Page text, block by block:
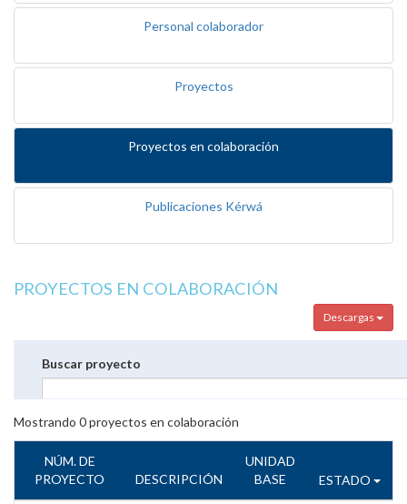
Personal colaborador
Proyectos
Proyectos en colaboración
Publicaciones Kérwá
PROYECTOS EN COLABORACIÓN
Descargas
Buscar proyecto
Mostrando 0proyectos en colaboración
NÚM. DE
PROYECTO
DESCRIPCIÓN
UNIDAD
BASE
ESTADO